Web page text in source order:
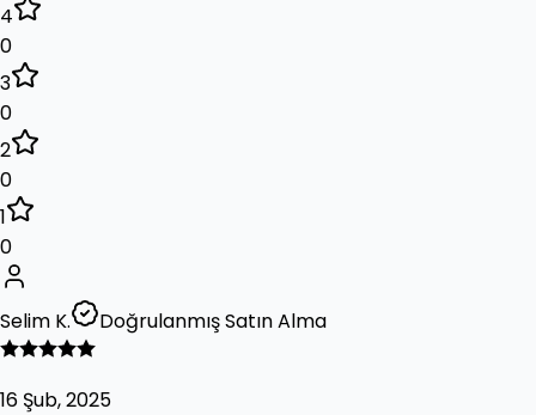
4
0
3
0
2
0
1
0
Selim K. Doğrulanmış Satın Alma
16 Şub, 2025